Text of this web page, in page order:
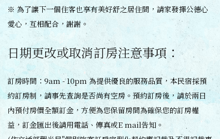
※ 為了讓下一個住客也享有美好舒之居住間，請家發揮公德心
愛心，互相配合，謝謝。
日期更改或取消訂房注意事項：
訂房時間：9am - 10pm 為提供優良的服務品質，本民宿採預
約訂房制，請事先查詢是否尚有空房。預約訂房後，請於兩日
內預付房價全額訂金，方便為您保留房間為確保您的訂房權
益，訂金匯出後請用電話、傳真或E mail告知。